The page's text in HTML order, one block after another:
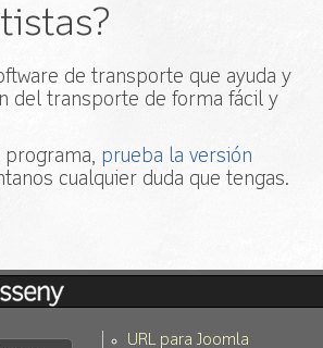
de transporte que ayuda y
del transporte de forma fácil y
programa, prueba la versión
cualquier duda que tengas.
URL para Joomla